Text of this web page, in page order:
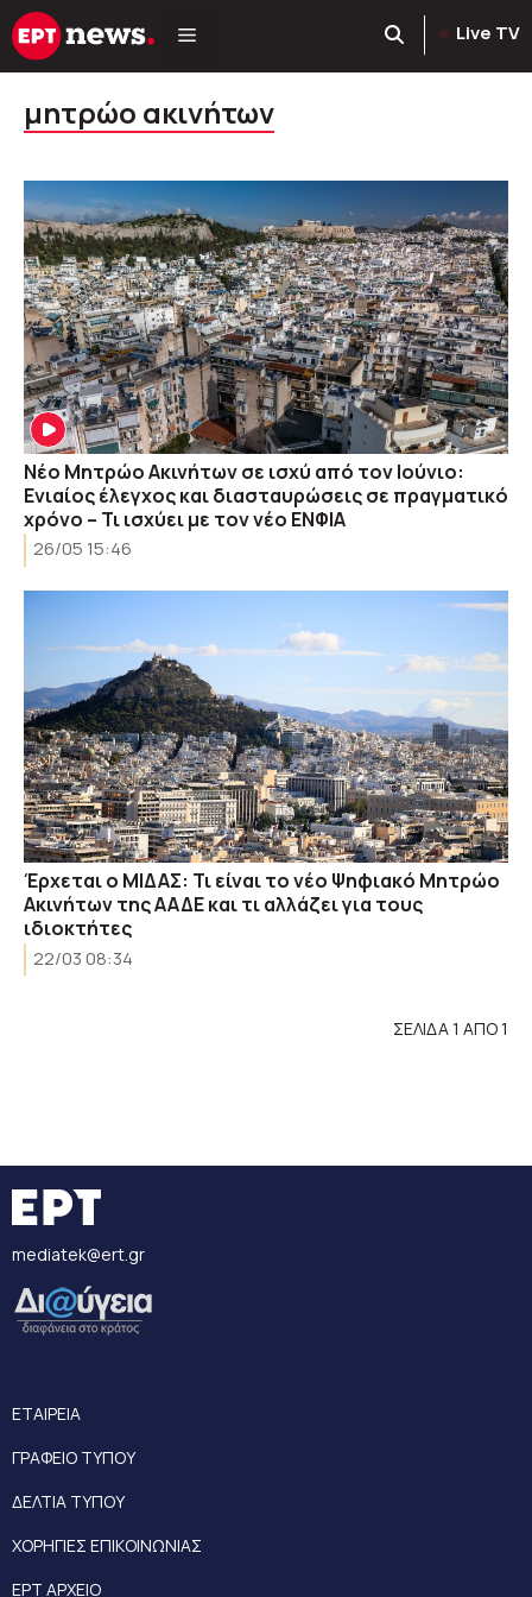
Μετάβαση
σε
Live TV
μητρώο ακινήτων
Νέο Μητρώο Ακινήτων σε ισχύ από τον Ιούνιο:
Ενιαίος έλεγχος και διασταυρώσεις σε πραγματικό
χρόνο – Τι ισχύει με τον νέο ΕΝΦΙΑ
26/05 15:46
​Έρχεται ο ΜΙΔΑΣ: Τι είναι το νέο Ψηφιακό Μητρώο
Ακινήτων της ΑΑΔΕ και τι αλλάζει για τους
ιδιοκτήτες
22/03 08:34
ΣΕΛΙΔΑ 1 ΑΠΟ 1
mediatek@ert.gr
ΕΤΑΙΡΕΙΑ
ΓΡΑΦΕΙΟ ΤΥΠΟΥ
ΔΕΛΤΙΑ ΤΥΠΟΥ
ΧΟΡΗΓΙΕΣ ΕΠΙΚΟΙΝΩΝΙΑΣ
ΕΡΤ ΑΡΧΕΙΟ